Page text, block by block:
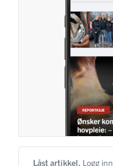
Låst artikkel. Logg